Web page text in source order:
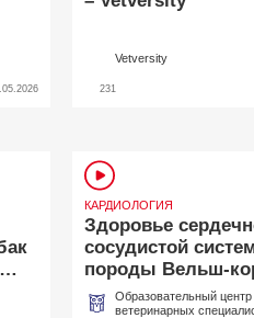
Vetversity
231
КАРДИОЛОГИЯ
Здоровье
сосудистой
породы Вельш-
пемброк
Образовательный центр
ветеринарных